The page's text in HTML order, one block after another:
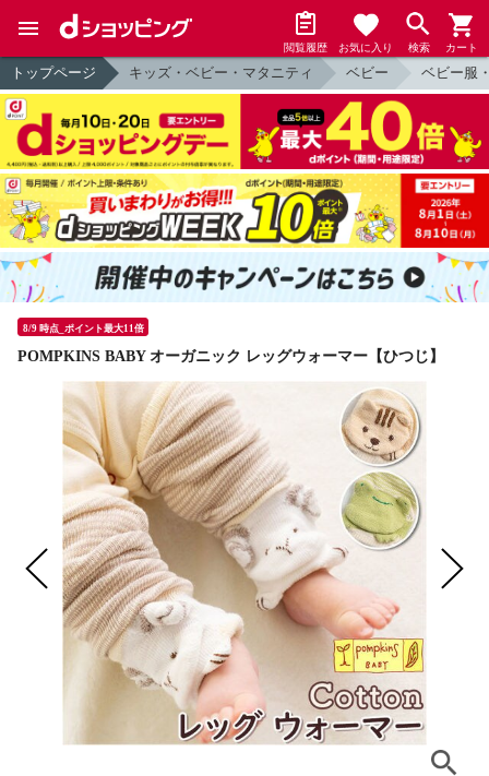
閲覧履歴 お気に入り 検索 カート
トップページ キッズ・ベビー・マタニティ ベビー ベビー服
8/9 時点_ポイント最大11倍
POMPKINS BABY オーガニック レッグウォーマー【ひつじ】